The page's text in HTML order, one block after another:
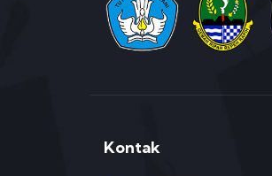
Kontak